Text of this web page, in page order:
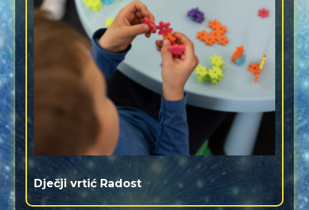
Dječji vrtić Radost